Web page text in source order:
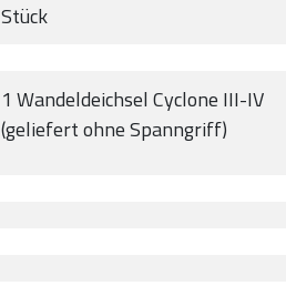
Stück
1 Wandeldeichsel Cyclone III-IV
(geliefert ohne Spanngriff)